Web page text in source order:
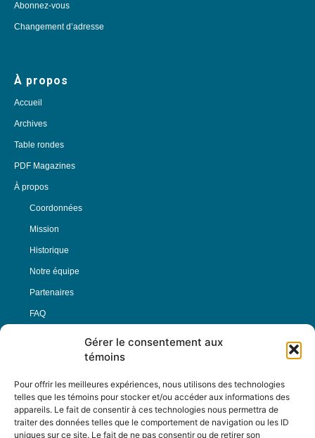
Gérer le consentement aux
témoins
Pour offrir les meilleures expériences, nous utilisons des technologies
telles que les témoins pour stocker et/ou accéder aux informations des
appareils. Le fait de consentir à ces technologies nous permettra de
traiter des données telles que le comportement de navigation ou les ID
uniques sur ce site. Le fait de ne pas consentir ou de retirer son
Abonnez-vous
Changement d’adresse
À propos
Accueil
Archives
Table rondes
PDF Magazines
À propos
Coordonnées
Mission
Historique
Notre équipe
Partenaires
FAQ
Nous Suivre